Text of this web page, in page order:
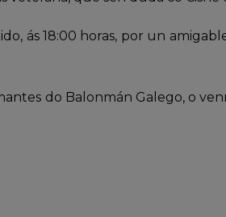
ás 18:00 horas, por un
do Balonmán Galego, o